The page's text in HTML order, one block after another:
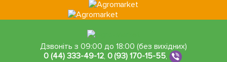
Дзвоніть з 09:00 до 18:00 (без вихідних)
0 (44) 333-49-12, 0 (93) 170-15-55,